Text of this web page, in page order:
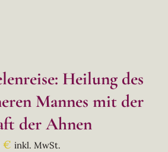
Heilung des
Mannes mit der
der Ahnen
€ inkl. MwSt.